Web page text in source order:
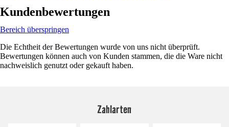
Kundenbewertungen
Bereich überspringen
Die Echtheit der Bewertungen wurde von uns nicht überprüft.
Bewertungen können auch von Kunden stammen, die die Ware nicht
nachweislich genutzt oder gekauft haben.
Zahlarten